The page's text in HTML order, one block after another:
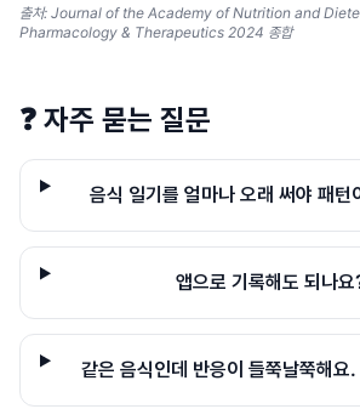
출처: Journal of the Academy of Nutrition and
Pharmacology & Therapeutics 2024 종합
❓ 자주 묻는 질문
음식 일기를 얼마나 오래 써야 패턴
앱으로 기록해도 되나요
같은 음식인데 반응이 들쭉날쭉해요